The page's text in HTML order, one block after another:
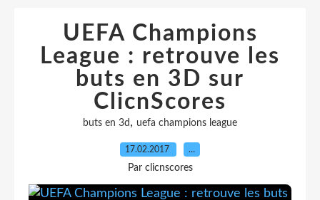
UEFA Champions
League : retrouve les
buts en 3D sur
ClicnScores
buts en 3d , uefa champions league
17.02.2017 …
Par clicnscores